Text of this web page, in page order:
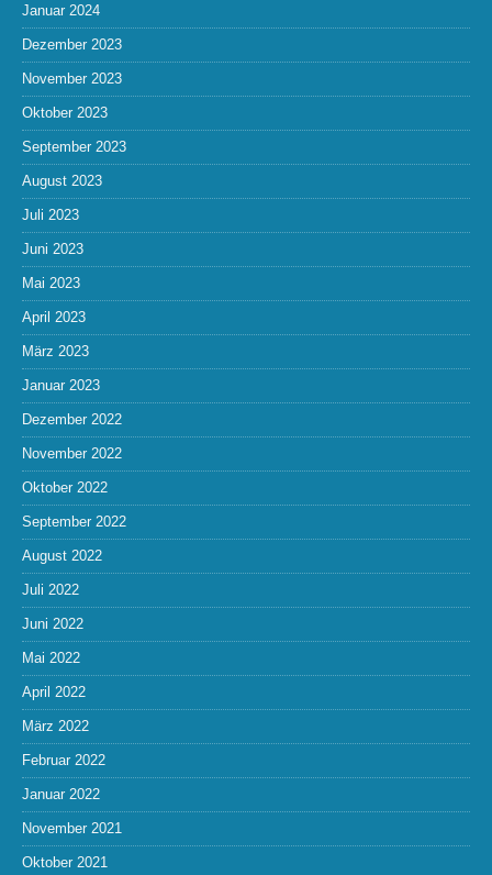
Januar 2024
Dezember 2023
November 2023
Oktober 2023
September 2023
August 2023
Juli 2023
Juni 2023
Mai 2023
April 2023
März 2023
Januar 2023
Dezember 2022
November 2022
Oktober 2022
September 2022
August 2022
Juli 2022
Juni 2022
Mai 2022
April 2022
März 2022
Februar 2022
Januar 2022
November 2021
Oktober 2021